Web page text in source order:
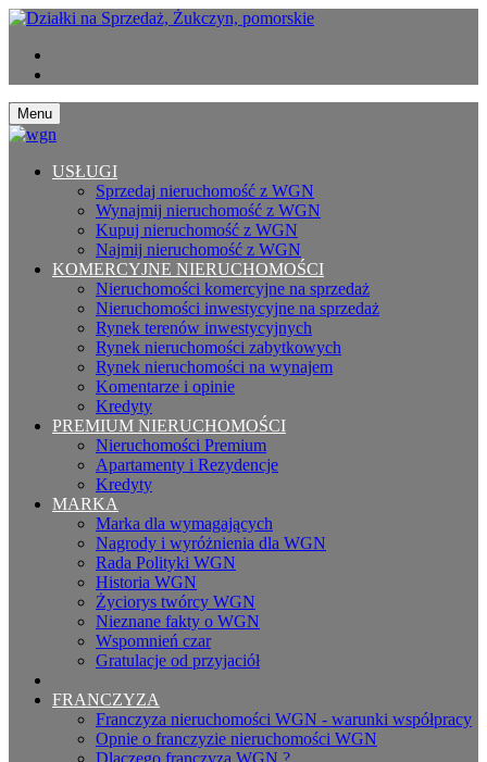
Menu
USŁUGI
Sprzedaj nieruchomość z WGN
Wynajmij nieruchomość z WGN
Kupuj nieruchomość z WGN
Najmij nieruchomość z WGN
KOMERCYJNE NIERUCHOMOŚCI
Nieruchomości komercyjne na sprzedaż
Nieruchomości inwestycyjne na sprzedaż
Rynek terenów inwestycyjnych
Rynek nieruchomości zabytkowych
Rynek nieruchomości na wynajem
Komentarze i opinie
Kredyty
PREMIUM NIERUCHOMOŚCI
Nieruchomości Premium
Apartamenty i Rezydencje
Kredyty
MARKA
Marka dla wymagających
Nagrody i wyróżnienia dla WGN
Rada Polityki WGN
Historia WGN
Życiorys twórcy WGN
Nieznane fakty o WGN
Wspomnień czar
Gratulacje od przyjaciół
FRANCZYZA
Franczyza nieruchomości WGN - warunki współpracy
Opnie o franczyzie nieruchomości WGN
Dlaczego franczyza WGN ?